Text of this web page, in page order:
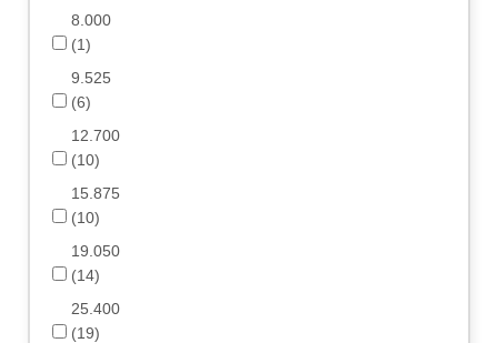
8.000
(1)
9.525
(6)
12.700
(10)
15.875
(10)
19.050
(14)
25.400
(19)